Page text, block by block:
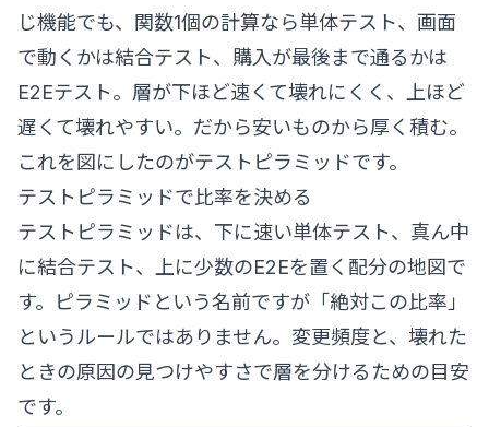
じ機能でも、関数1個の計算なら単体テスト、画面
で動くかは結合テスト、購入が最後まで通るかは
E2Eテスト。層が下ほど速くて壊れにくく、上ほど
遅くて壊れやすい。だから安いものから厚く積む。
これを図にしたのがテストピラミッドです。
テストピラミッドで比率を決める
テストピラミッドは、下に速い単体テスト、真ん中
に結合テスト、上に少数のE2Eを置く配分の地図で
す。ピラミッドという名前ですが「絶対この比率」
というルールではありません。変更頻度と、壊れた
ときの原因の見つけやすさで層を分けるための目安
です。